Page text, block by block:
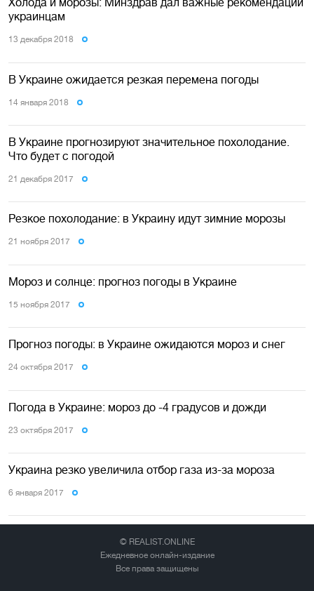
украинцам
13 декабря 2018
В Украине ожидается резкая перемена погоды
14 января 2018
В Украине прогнозируют значительное похолодание.
Что будет с погодой
21 декабря 2017
Резкое похолодание: в Украину идут зимние морозы
21 ноября 2017
Мороз и солнце: прогноз погоды в Украине
15 ноября 2017
Прогноз погоды: в Украине ожидаются мороз и снег
24 октября 2017
Погода в Украине: мороз до -4 градусов и дожди
23 октября 2017
Украина резко увеличила отбор газа из-за мороза
6 января 2017
© REALIST.ONLINE
Ежедневное онлайн-издание
Все права защищены